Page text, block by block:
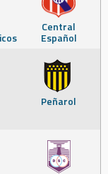
Central
Español
Peñarol